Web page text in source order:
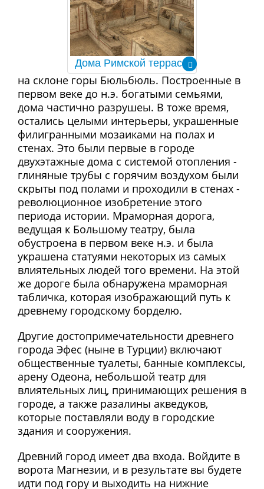
Дома Римской террасы
на склоне горы Бюльбюль. Построенные в
первом веке до н.э. богатыми семьями,
дома частично разрушеы. В тоже время,
остались целыми интерьеры, украшенные
филигранными мозаиками на полах и
стенах. Это были первые в городе
двухэтажные дома с системой отопления -
глиняные трубы с горячим воздухом были
скрыты под полами и проходили в стенах -
революционное изобретение этого
периода истории. Мраморная дорога,
ведущая к Большому театру, была
обустроена в первом веке н.э. и была
украшена статуями некоторых из самых
влиятельных людей того времени. На этой
же дороге была обнаружена мраморная
табличка, которая изображающий путь к
древнему городскому борделю.
Другие достопримечательности древнего
города Эфес (ныне в Турции) включают
общественные туалеты, банные комплексы,
арену Одеона, небольшой театр для
влиятельных лиц, принимающих решения в
городе, а также разалины акведуков,
которые поставляли воду в городские
здания и сооружения.
Древний город имеет два входа. Войдите в
ворота Магнезии, и в результате вы будете
идти под гору и выходить на нижние